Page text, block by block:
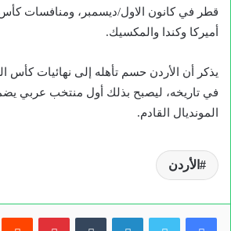
أميركا وكندا والمكسيك.
في تاريخه، ليصبح بذلك أول منتخب عربي
المونديال القادم.
الأردن
لينكدإن